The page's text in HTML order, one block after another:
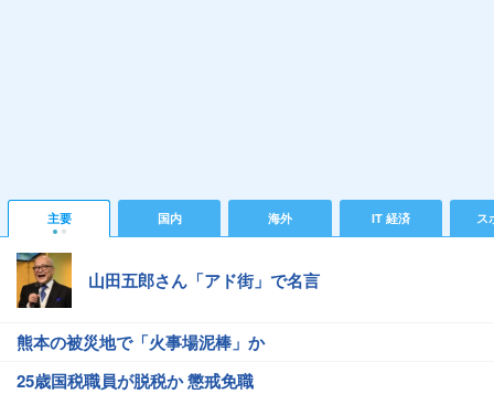
主要 国内 海外 IT 経済 ス
山田五郎さん「アド街」で名言
熊本の被災地で「火事場泥棒」か
25歳国税職員が脱税か 懲戒免職